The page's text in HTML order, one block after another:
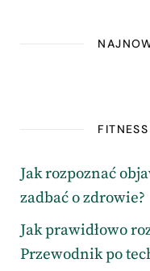
Jak rozpoznać
zadbać o zdrowie?
Jak prawidłowo
Przewodnik po